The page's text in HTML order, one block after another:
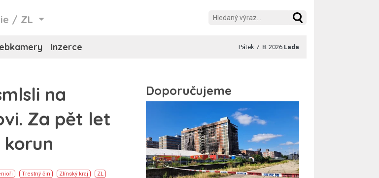
/ ZL
Inzerce Pátek 7. 8. 2026 Lada
na
Za pět let
Trestný čin Zlínský kraj ZL